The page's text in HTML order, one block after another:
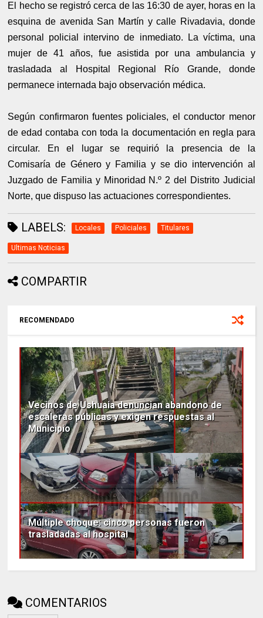
El hecho se registró cerca de las 16:30 de ayer, horas en la
esquina de avenida San Martín y calle Rivadavia, donde
personal policial intervino de inmediato. La víctima, una
mujer de 41 años, fue asistida por una ambulancia y
trasladada al Hospital Regional Río Grande, donde
permanece internada bajo observación médica.
Según confirmaron fuentes policiales, el conductor menor
de edad contaba con toda la documentación en regla para
circular. En el lugar se requirió la presencia de la
Comisaría de Género y Familia y se dio intervención al
Juzgado de Familia y Minoridad N.º 2 del Distrito Judicial
Norte, que dispuso las actuaciones correspondientes.
LABELS: Locales Policiales Titulares
Ultimas Noticias
COMPARTIR
RECOMENDADO
Vecinos de Ushuaia denuncian abandono de
escaleras públicas y exigen respuestas al
Municipio
Múltiple choque: cinco personas fueron
trasladadas al hospital
COMENTARIOS